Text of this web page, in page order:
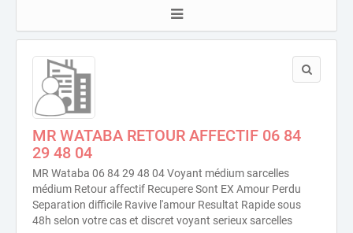
MR WATABA RETOUR AFFECTIF 06 84
29 48 04
MR Wataba 06 84 29 48 04 Voyant médium sarcelles
médium Retour affectif Recupere Sont EX Amour Perdu
Separation difficile Ravive l'amour Resultat Rapide sous
48h selon votre cas et discret voyant serieux sarcelles